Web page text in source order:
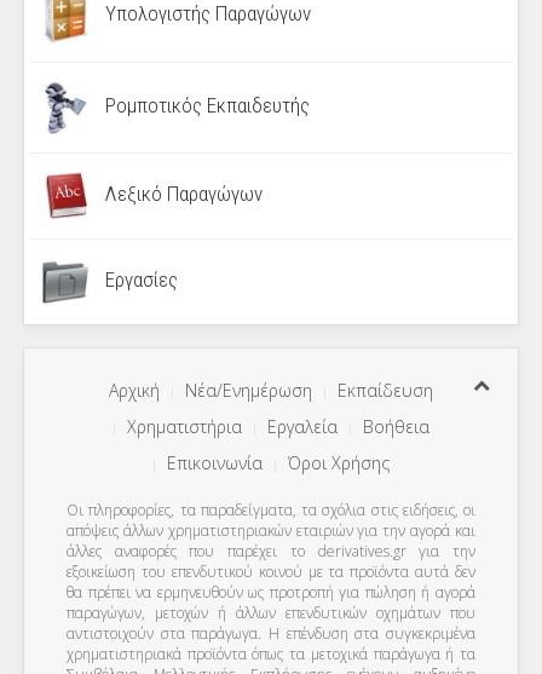
Υπολογιστής Παραγώγων
Ρομποτικός Εκπαιδευτής
Λεξικό Παραγώγων
Εργασίες
Αρχική Νέα/Ενημέρωση
Εκπαίδευση
Χρηματιστήρια
Εργαλεία
Βοήθεια
Επικοινωνία
Όροι Χρήσης
Οι πληροφορίες, τα παραδείγματα, τα σχόλια στις ειδήσεις, οι
απόψεις άλλων χρηματιστηριακών εταιριών για την αγορά και
άλλες αναφορές που παρέχει το derivatives.gr για την
εξοικείωση του επενδυτικού κοινού με τα προϊόντα αυτά δεν
θα πρέπει να ερμηνευθούν ως προτροπή για πώληση ή αγορά
παραγώγων, μετοχών ή άλλων επενδυτικών οχημάτων που
αντιστοιχούν στα παράγωγα. Η επένδυση στα συγκεκριμένα
χρηματιστηριακά προϊόντα όπως τα μετοχικά παράγωγα ή τα